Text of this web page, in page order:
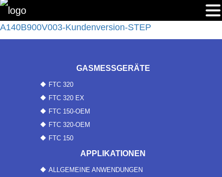
A140B900V003-Kundenversion-STEP
GASMESSGERÄTE
FTC 320
FTC 320 EX
FTC 150-OEM
FTC 320-OEM
FTC 150
APPLIKATIONEN
ALLGEMEINE ANWENDUNGEN